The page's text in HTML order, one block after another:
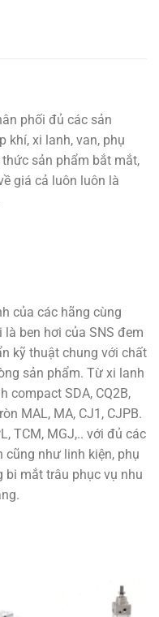
phối đủ các sản
khí, xi lanh, van, phụ
thức sản phẩm bắt mắt,
giá cả luôn luôn là
của các hãng cùng
ben hơi của SNS đem
kỹ thuật chung với chất
sản phẩm. Từ xi lanh
compact SDA, CQ2B,
MAL, MA, CJ1, CJPB.
TCM, MGJ,.. với đủ các
như linh kiện, phụ
bi mắt trâu phục vụ nhu